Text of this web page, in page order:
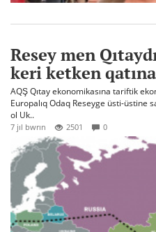
Resey men
keri ketken
AQŞ Qıtay ekonomikasına tariftik
Europalıq Odaq Reseyge üsti-üstine
ol Uk..
7 jıl bwrın 2501 0